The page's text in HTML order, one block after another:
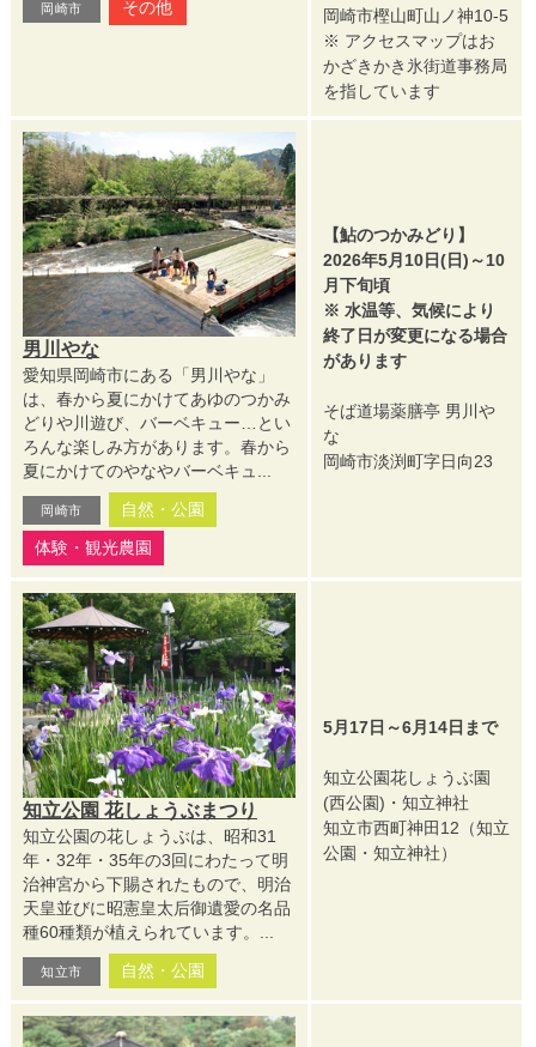
岡崎市 その他
岡崎市樫山町山ノ神10-5
※ アクセスマップはお
かざきかき氷街道事務局
を指しています
男川やな
愛知県岡崎市にある「男川やな」
は、春から夏にかけてあゆのつかみ
どりや川遊び、バーベキュー…とい
ろんな楽しみ方があります。春から
夏にかけてのやなやバーベキュ...
岡崎市
自然・公園
体験・観光農園
【鮎のつかみどり】
2026年5月10日(日)～10
月下旬頃
※ 水温等、気候により
終了日が変更になる場合
があります
そば道場薬膳亭 男川や
な
岡崎市淡渕町字日向23
知立公園 花しょうぶまつり
知立公園の花しょうぶは、昭和31
年・32年・35年の3回にわたって明
治神宮から下賜されたもので、明治
天皇並びに昭憲皇太后御遺愛の名品
種60種類が植えられています。...
知立市 自然・公園
5月17日～6月14日まで
知立公園花しょうぶ園
(西公園)・知立神社
知立市西町神田12（知立
公園・知立神社）